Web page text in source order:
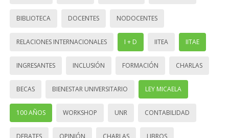
BIBLIOTECA DOCENTES NODOCENTES
RELACIONES INTERNACIONALES I + D IITEA IITAE
INGRESANTES INCLUSIÓN FORMACIÓN CHARLAS
BECAS BIENESTAR UNIVERSITARIO LEY MICAELA
100 AÑOS WORKSHOP UNR CONTABILIDAD